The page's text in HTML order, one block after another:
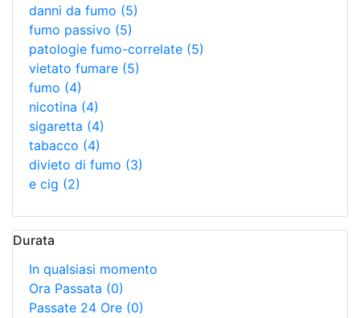
danni da fumo (5)
fumo passivo (5)
patologie fumo-correlate (5)
vietato fumare (5)
fumo (4)
nicotina (4)
sigaretta (4)
tabacco (4)
divieto di fumo (3)
e cig (2)
Durata
In qualsiasi momento
Ora Passata (0)
Passate 24 Ore (0)